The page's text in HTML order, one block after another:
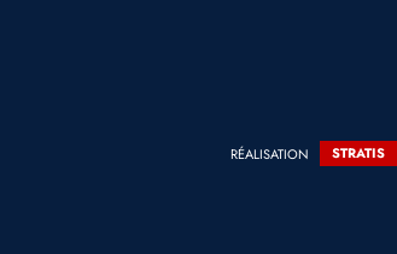
RÉALISATION STRATIS